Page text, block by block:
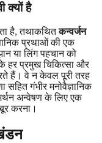
क्यों है
है, तथाकथितकन्वर्जन
प्रथाओं की एक
या लिंग पहचान को
हर प्रमुख चिकित्सा और
हैं। वे न केवल पूरी तरह
गंभीर मनोवैज्ञानिक
अन्वेषण के लिए एक
करना।